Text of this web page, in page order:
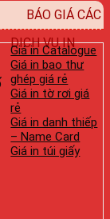
BÁO GIÁ CÁC
DỊCH VỤ IN
Giá in Catalogue
Giá in bao thư
ghép giá rẻ
Giá in tờ rơi giá
rẻ
Giá in danh thiếp
– Name Card
Giá in túi giấy